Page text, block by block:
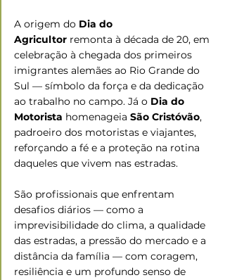
A origem do Dia do
Agricultor remonta à década de 20, em
celebração à chegada dos primeiros
imigrantes alemães ao Rio Grande do
Sul — símbolo da força e da dedicação
ao trabalho no campo. Já o Dia do
Motorista homenageia São Cristóvão,
padroeiro dos motoristas e viajantes,
reforçando a fé e a proteção na rotina
daqueles que vivem nas estradas.
São profissionais que enfrentam
desafios diários — como a
imprevisibilidade do clima, a qualidade
das estradas, a pressão do mercado e a
distância da família — com coragem,
resiliência e um profundo senso de